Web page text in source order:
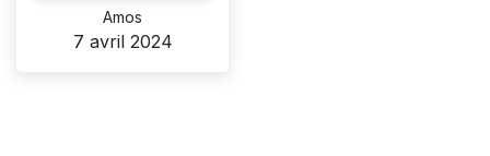
Amos
7 avril 2024